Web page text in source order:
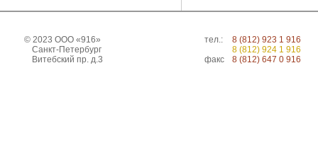
© 2023 ООО «916»
Санкт-Петербург
Витебский пр. д.3
тел.:
факс
8 (812) 923 1 916
8 (812) 924 1 916
8 (812) 647 0 916